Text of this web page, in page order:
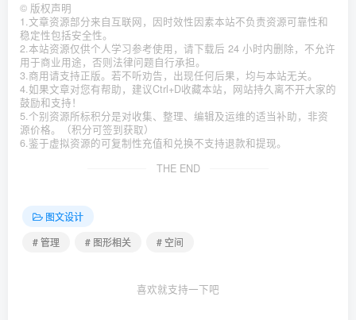
© 版权声明
1.文章资源部分来自互联网，因时效性因素本站不负责资源可靠性和
稳定性包括安全性。
2.本站资源仅供个人学习参考使用，请下载后 24 小时内删除，不允许
用于商业用途，否则法律问题自行承担。
3.商用请支持正版。若不听劝告，出现任何后果，均与本站无关。
4.如果文章对您有帮助，建议Ctrl+D收藏本站，网站持久离不开大家的
鼓励和支持！
5.个别资源所标积分是对收集、整理、编辑及运维的适当补助，非资
源价格。（积分可签到获取）
6.鉴于虚拟资源的可复制性充值和兑换不支持退款和提现。
THE END
图文设计
# 管理
# 图形相关 # 空间
喜欢就支持一下吧